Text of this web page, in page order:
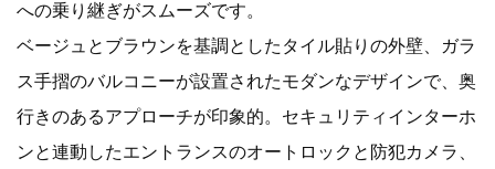
への乗り継ぎがスムーズです。
ベージュとブラウンを基調としたタイル貼りの外壁、ガラ
ス手摺のバルコニーが設置されたモダンなデザインで、奥
行きのあるアプローチが印象的。セキュリティインターホ
ンと連動したエントランスのオートロックと防犯カメラ、